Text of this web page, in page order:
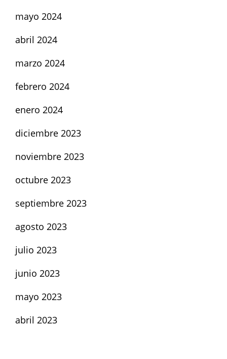
mayo 2024
abril 2024
marzo 2024
febrero 2024
enero 2024
diciembre 2023
noviembre 2023
octubre 2023
septiembre 2023
agosto 2023
julio 2023
junio 2023
mayo 2023
abril 2023